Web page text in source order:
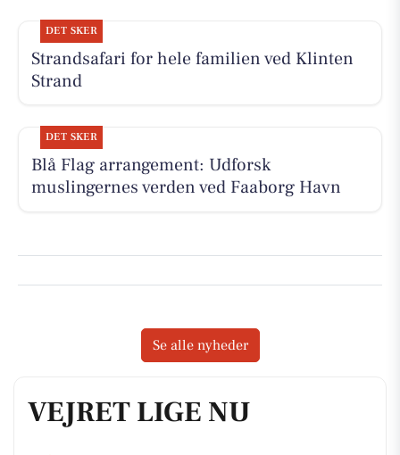
VEJRET LIGE NU
DET SKER
Strandsafari for hele familien ved Klinten
Strand
DET SKER
Blå Flag arrangement: Udforsk
muslingernes verden ved Faaborg Havn
Se alle nyheder